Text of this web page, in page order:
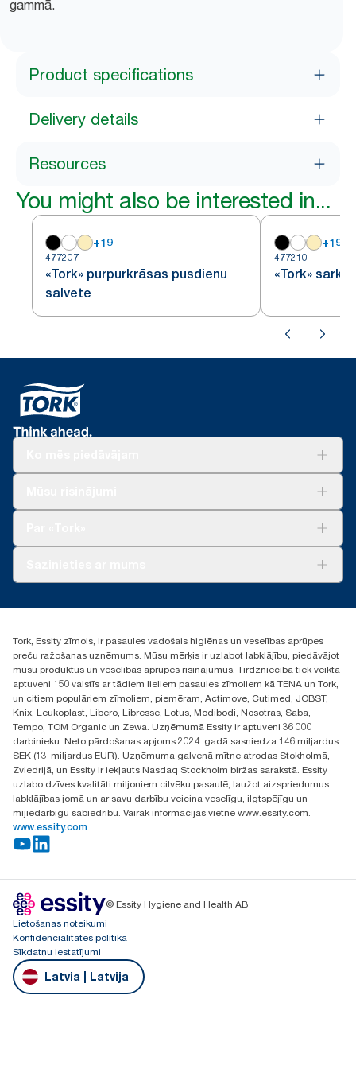
gammā.
Product specifications
Delivery details
Resources
You might also be interested in...
+19
477207
«Tork» purpurkrāsas pusdienu
salvete
+19
477210
«Tork»
+371 29141799
Atrast izplatītāju
Ulbrokas street 19A
Riga, Latvija
LV-1028
Tork, Essity zīmols, ir pasaules vadošais higiēnas un veselības aprūpes
preču ražošanas uzņēmums. Mūsu mērķis ir uzlabot labklājību, piedāvājot
mūsu produktus un veselības aprūpes risinājumus. Tirdzniecība tiek veikta
aptuveni 150 valstīs ar tādiem lieliem pasaules zīmoliem kā TENA un Tork,
un citiem populāriem zīmoliem, piemēram, Actimove, Cutimed, JOBST,
Knix, Leukoplast, Libero, Libresse, Lotus, Modibodi, Nosotras, Saba,
Tempo, TOM Organic un Zewa. Uzņēmumā Essity ir aptuveni 36 000
darbinieku. Neto pārdošanas apjoms 2024. gadā sasniedza 146 miljardus
SEK (13 miljardus EUR). Uzņēmuma galvenā mītne atrodas Stokholmā,
Zviedrijā, un Essity ir iekļauts Nasdaq Stockholm biržas sarakstā. Essity
uzlabo dzīves kvalitāti miljoniem cilvēku pasaulē, laužot aizspriedumus
labklājības jomā un ar savu darbību veicina veselīgu, ilgtspējīgu un
mijiedarbīgu sabiedrību. Vairāk informācijas vietnē www.essity.com.
www.essity.com
© Essity Hygiene and Health AB
Lietošanas noteikumi
Konfidencialitātes politika
Sīkdatņu iestatījumi
Latvia | Latvija